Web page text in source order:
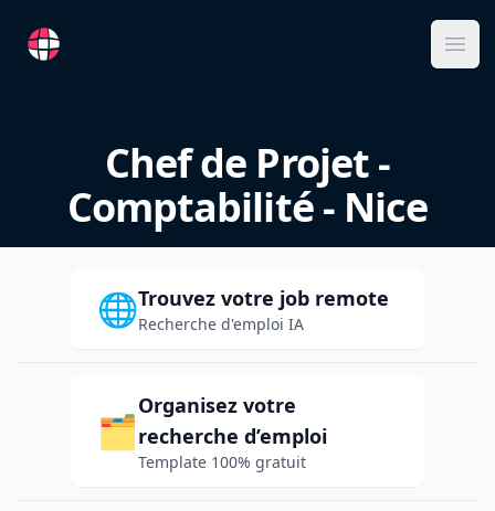
RemoteFR
Chef de Projet -
Comptabilité - Nice
🌐Trouvez votre job remote
Recherche d'emploi IA
🗂️
Organisez votre
recherche d’emploi
Template 100% gratuit